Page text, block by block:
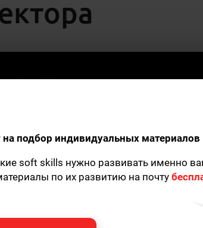
на подбор индивидуальных материалов
soft skills нужно развивать именно
по их развитию на почту